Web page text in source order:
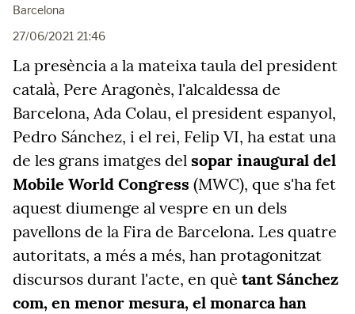
Barcelona
27/06/2021 21:46
La presència a la mateixa taula del president
català, Pere Aragonès, l'alcaldessa de
Barcelona, Ada Colau, el president espanyol,
Pedro Sánchez, i el rei, Felip VI, ha estat una
de les grans imatges del sopar inaugural del
Mobile World Congress (MWC), que s'ha fet
aquest diumenge al vespre en un dels
pavellons de la Fira de Barcelona. Les quatre
autoritats, a més a més, han protagonitzat
discursos durant l'acte, en què tant Sánchez
com, en menor mesura, el monarca han